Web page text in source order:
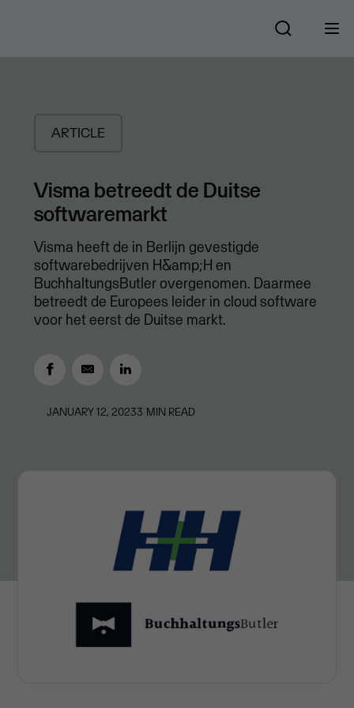
ARTICLE
Visma betreedt de Duitse
softwaremarkt
Visma heeft de in Berlijn gevestigde
softwarebedrijven H&amp;H en
BuchhaltungsButler overgenomen. Daarmee
betreedt de Europees leider in cloud software
voor het eerst de Duitse markt.
JANUARY 12, 20233 MIN READ